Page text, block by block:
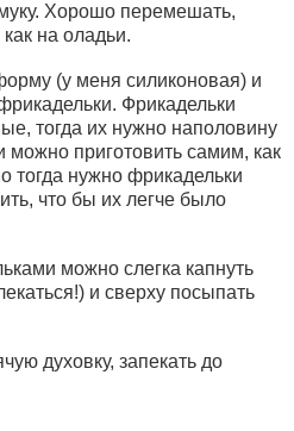
Хорошо перемешать,
как на оладьи.
(у меня силиконовая) и
Фрикадельки
тогда их нужно наполовину
можно приготовить самим, как
тогда нужно фрикадельки
что бы их легче было
можно слегка капнуть
и сверху посыпать
духовку, запекать до